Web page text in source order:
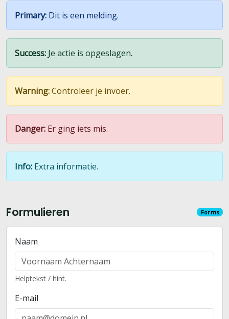
Primary: Dit is een melding.
Success: Je actie is opgeslagen.
Warning:Controleer je invoer.
Danger: Er ging iets mis.
Info: Extra informatie.
Formulieren Forms
Naam
Helptekst / hint.
E-mail